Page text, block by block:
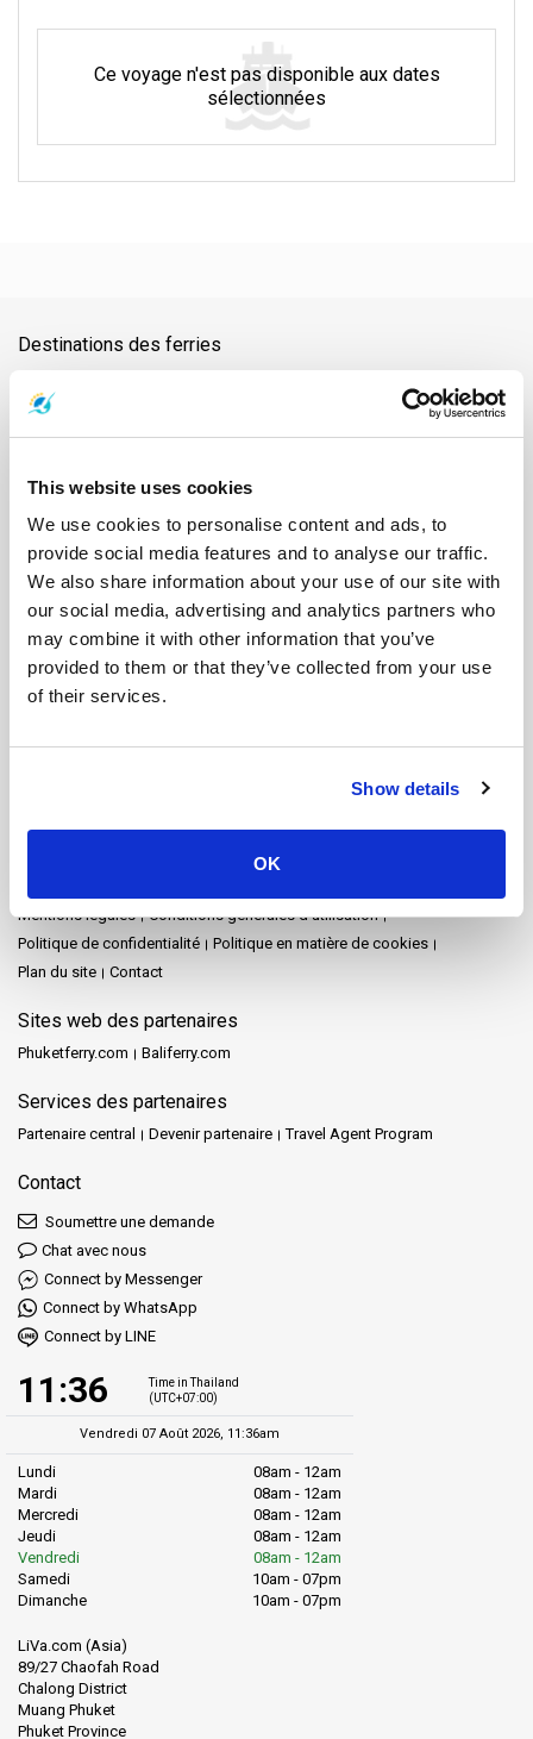
This website uses cookies
We use cookies to personalise content and ads, to
provide social media features and to analyse our traffic.
We also share information about your use of our site with
our social media, advertising and analytics partners who
may combine it with other information that you’ve
provided to them or that they’ve collected from your use
of their services.
Show details
OK
Ce voyage n'est pas disponible aux dates
sélectionnées
Destinations des ferries
Aéroport de Surat Thani
Ao Nang
Ayutthaya
Bangkok Barrage de Ratchaprapha
Chiang Mai
Gare de Surat Thani
Hat Yai Hua Hin
Île de Tao
Kanchanaburi Khao Lak Koh Bulon
Koh Chang
Koh Jum
Koh Kood Koh Kradan Koh Lanta
Koh Laoliang
Koh Libong
Koh Lipe Koh Mak Koh Mook
Koh Nang Yuan
Koh Ngai
Koh Phi Phi Koh Pu Koh Samet
Koh Tarutao
Koh Yao Noi
Koh Yao Yai Krabi Lampang Lamphun
Langkawi
Mae Hong Son
Naka Island
Nakhon Ratchasima
Nakhon Si Thammarat
Siem Reap
Songkhla Surat Thani Surat Thani Town Tak
Trang
Plan du site
Schedules and Prices
Mentions légales
Conditions générales d'utilisation
Politique de confidentialité
Politique en matière de cookies
Plan du site
Contact
Sites web des partenaires
Phuketferry.com Baliferry.com
Services des partenaires
Partenaire central Devenir partenaire Travel Agent Program
Contact
Soumettre une demande
Chat avec nous
Connect by Messenger
Connect by WhatsApp
Connect by LINE
11:36
Time in Thailand
(UTC+07:00)
Vendredi 07 Août 2026, 11:36am
Lundi
08am - 12am
Mardi
08am - 12am
Mercredi
08am - 12am
Jeudi
08am - 12am
Vendredi
08am - 12am
Samedi
10am - 07pm
Dimanche
10am - 07pm
LiVa.com (Asia)
89/27 Chaofah Road
Chalong District
Muang Phuket
Phuket Province